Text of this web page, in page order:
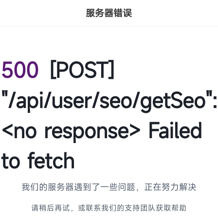
服务器错误
500 [POST]
"/api/user/seo/getSeo":
<no response> Failed
to fetch
我们的服务器遇到了一些问题，正在努力解决
请稍后再试，或联系我们的支持团队获取帮助